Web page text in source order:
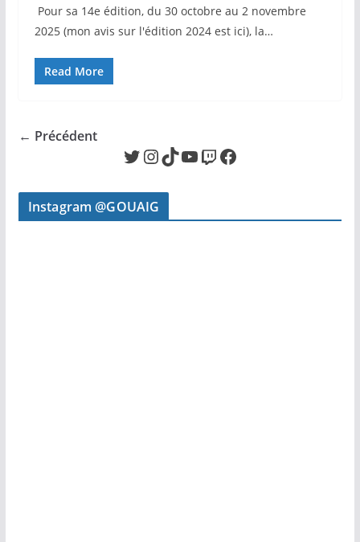
Pour sa 14e édition, du 30 octobre au 2 novembre
2025 (mon avis sur l'édition 2024 est ici), la…
Read More
← Précédent
Twitter InstagramTikTok YouTube Twitch Facebook
Instagram @GOUAIG